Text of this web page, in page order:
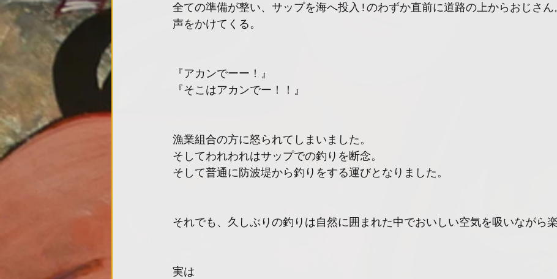
全ての準備が整い、サップを海へ投入!のわずか直前に道路の上からおじさん
声をかけてくる。
『アカンでーー！』
『そこはアカンでー！！』
漁業組合の方に怒られてしまいました。
そしてわれわれはサップでの釣りを断念。
そして普通に防波堤から釣りをする運びとなりました。
それでも、久しぶりの釣りは自然に囲まれた中でおいしい空気を吸いながら楽
実は